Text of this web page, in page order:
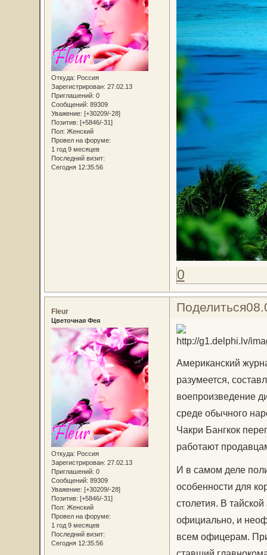
Откуда: Россия
Зарегистрирован: 27.02.13
Приглашений: 0
Сообщений: 89309
Уважение: [+30209/-28]
Позитив: [+5846/-31]
Пол: Женский
Провел на форуме:
1 год 9 месяцев
Последний визит:
Сегодня 12:35:56
0
Поделиться
Fleur
Цветочная Фея
Откуда: Россия
Зарегистрирован: 27.02.13
Приглашений: 0
Сообщений: 89309
Уважение: [+30209/-28]
Позитив: [+5846/-31]
Пол: Женский
Провел на форуме:
1 год 9 месяцев
Последний визит:
Сегодня 12:35:56
Американский
разумеется,
воепроизведение
среде обычного
Чакри Бангкок
работают
И в самом деле
особенности для
столетия. В
официально, и
всем офицерам.